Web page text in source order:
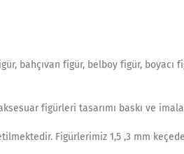
bahçıvan figür, belboy figür,
figürleri tasarımı baskı ve
Figürlerimiz 1,5 ,3 mm